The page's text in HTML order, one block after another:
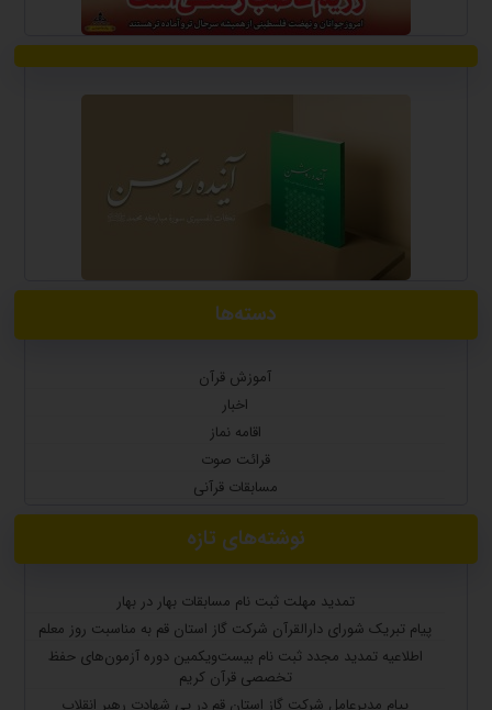
دسته‌ها
آموزش قرآن
اخبار
اقامه نماز
قرائت صوت
مسابقات قرآنی
نوشته‌های تازه
تمدید مهلت ثبت نام مسابقات بهار در بهار
پیام تبریک شورای دارالقرآن شرکت گاز استان قم به مناسبت روز معلم
اطلاعیه تمدید مجدد ثبت نام بیست‌ویکمین دوره آزمون‌های حفظ
تخصصی قرآن کریم
پیام مدیرعامل شرکت گاز استان قم در پی شهادت رهبر انقلاب